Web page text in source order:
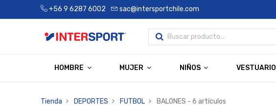
+56 9 6287 6002 sac@intersportchile.com
HOMBRE MUJER NIÑOS VESTUARIO
Tienda DEPORTES FUTBOL BALONES - 6 artículos